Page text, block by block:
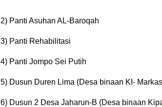
2) Panti Asuhan AL-Baroqah
3) Panti Rehabilitasi
4) Panti Jompo Sei Putih
5) Dusun Duren Lima (Desa binaan KI-
6) Dusun 2 Desa Jaharun-B (Desa binaan